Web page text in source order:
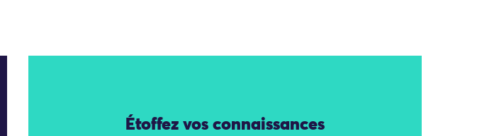
Étoffez vos connaissances